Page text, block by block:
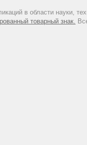
в области науки,
товарный знак.